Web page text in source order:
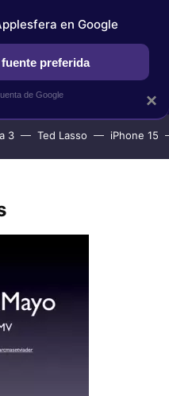
SELECCIÓN
3 Ted Lasso iPhone 15
×
en Google
preferida
de Google